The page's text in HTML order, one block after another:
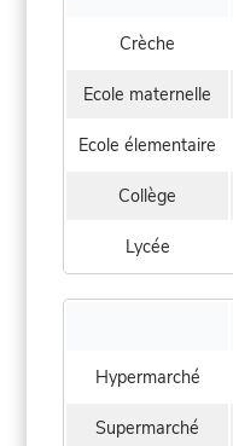
Crèche
Ecole maternelle
Ecole élementaire
Collège
Lycée
Hypermarché
Supermarché